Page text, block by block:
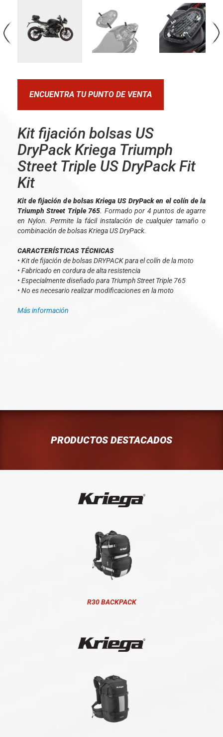
ENCUENTRA TU PUNTO DE VENTA
Kit fijación bolsas US
DryPack Kriega Triumph
Street Triple US DryPack Fit
Kit
Kit de fijación de bolsas Kriega US DryPack en el colín de la
Triumph Street Triple 765. Formado por 4 puntos de agarre
en Nylon. Permite la fácil instalación de cualquier tamaño o
combinación de bolsas Kriega US DryPack.
CARACTERÍSTICAS TÉCNICAS
• Kit de fijación de bolsas DRYPACK para el colín de la moto
• Fabricado en cordura de alta resistencia
• Especialmente diseñado para Triumph Street Triple 765
• No es necesario realizar modificaciones en la moto
Más información
PRODUCTOS DESTACADOS
R30 BACKPACK